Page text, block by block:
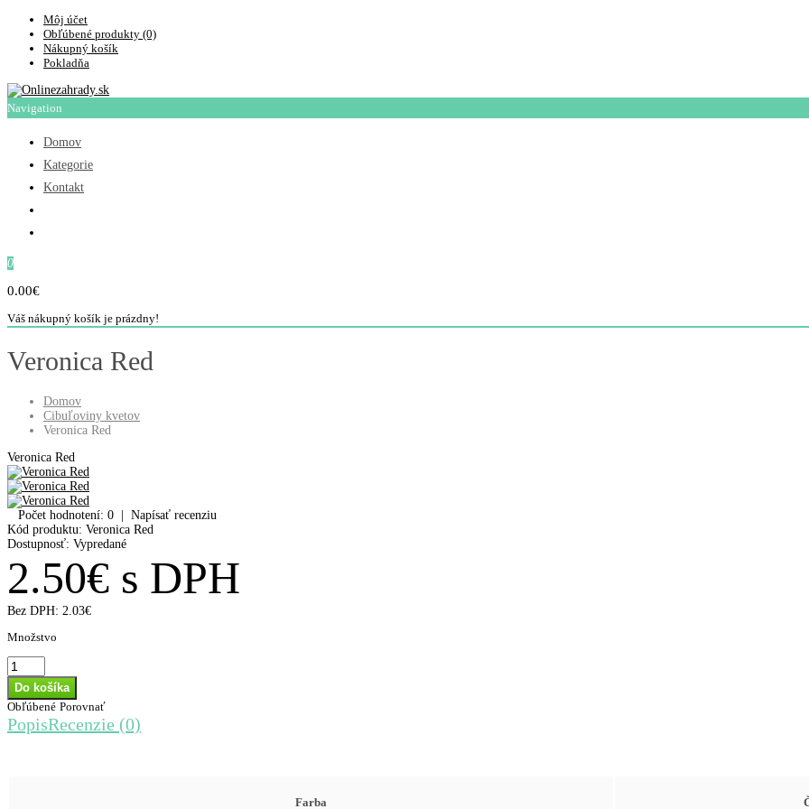
Môj účet
Obľúbené produkty (0)
Nákupný košík
Pokladňa
Navigation
Domov
Kategorie
Kontakt
0
0.00€
Váš nákupný košík je prázdny!
Veronica Red
Domov
Cibuľoviny kvetov
Veronica Red
Veronica Red
Počet hodnotení: 0
Napísať recenziu
Kód produktu: Veronica Red
Dostupnosť: Vypredané
2.50€ s DPH
Bez DPH: 2.03€
Množstvo
Obľúbené Porovnať
PopisRecenzie (0)
Farba